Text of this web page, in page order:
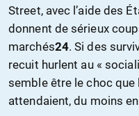
Street, avec l’aide des
donnent de sérieux
marchés24. Si des
recuit hurlent au «
semble être le choc
attendaient, du moins